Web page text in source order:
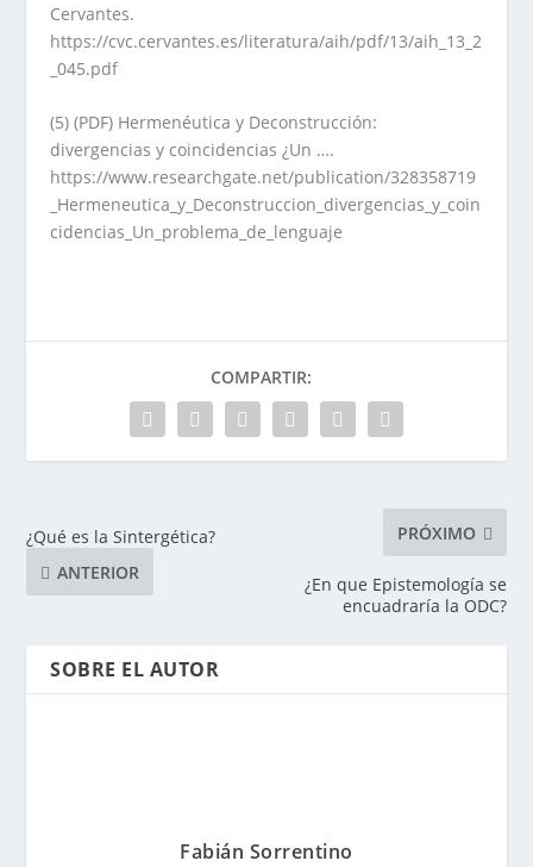
Cervantes.
https://cvc.cervantes.es/literatura/aih/pdf/13/aih_13_2
_045.pdf
(5) (PDF) Hermenéutica y Deconstrucción:
divergencias y coincidencias ¿Un ….
https://www.researchgate.net/publication/328358719
_Hermeneutica_y_Deconstruccion_divergencias_y_coin
cidencias_Un_problema_de_lenguaje
COMPARTIR:
¿Qué es la Sintergética?
ANTERIOR
PRÓXIMO
¿En que Epistemología se
encuadraría la ODC?
SOBRE EL AUTOR
Fabián Sorrentino